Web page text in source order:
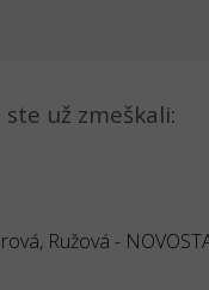
už zmeškali: